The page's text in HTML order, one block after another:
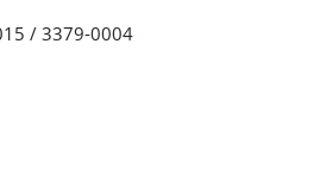
/ 3379-0004